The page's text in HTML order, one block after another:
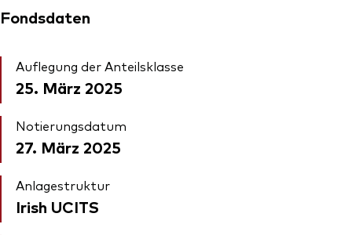
Fondsdaten
Auflegung der Anteilsklasse
25. März 2025
Notierungsdatum
27. März 2025
Anlagestruktur
Irish UCITS